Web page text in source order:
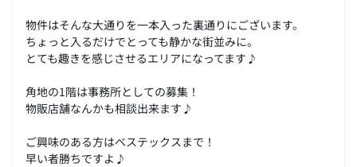
物件はそんな大通りを一本入った裏通りにございます。
ちょっと入るだけでとっても静かな街並みに。
とても趣きを感じさせるエリアになってます♪
角地の1階は事務所としての募集！
物販店舗なんかも相談出来ます♪
ご興味のある方はベステックスまで！
早い者勝ちですよ♪